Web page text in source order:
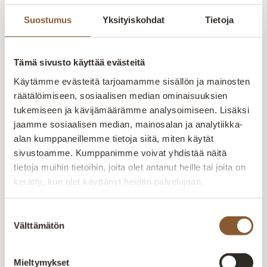
Suostumus Yksityiskohdat Tietoja
Tämä sivusto käyttää evästeitä
Käytämme evästeitä tarjoamamme sisällön ja mainosten
räätälöimiseen, sosiaalisen median ominaisuuksien
tukemiseen ja kävijämäärämme analysoimiseen. Lisäksi
jaamme sosiaalisen median, mainosalan ja analytiikka-
alan kumppaneillemme tietoja siitä, miten käytät
sivustoamme. Kumppanimme voivat yhdistää näitä
tietoja muihin tietoihin, joita olet antanut heille tai joita on
kerätty, kun olet käyttänyt heidän palvelujaan.
valinta
Välttämätön
Mieltymykset
Tao lepotuoli Tyylikäs
ja modernilla
Tao lepotuoli tarjoaa
mukavuutta ja tukea.
Valmistettu Suomessa.
Teräsrunko/valettu
polyuretaanista
Pyörivällä
mekanismilla…
1 815,00€ –2
118,00€
Vilma lepotuoli
tyylikäs
valinta. Kankaina
valittavissa
ihastuttavat Storm tai
Diamonds.
Runkorakenne on
valmistettu
massiivipuusta ja…
1 237,00
466,00
Veera
vanerista
Aitokaluste – aidosti
kotimainen
sänkyihin paremmin – kotimaisesti,